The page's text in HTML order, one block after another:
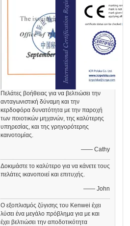
Πελάτες βοήθειας για να βελτιώσει την
ανταγωνιστική δύναμη και την
κερδοφόρα δυνατότητα με την παροχή
των ποιοτικών μηχανών, της καλύτερης
υπηρεσίας, και της γρηγορότερης
καινοτομίας.
—— Cathy
Δοκιμάστε το καλύτερο για να κάνετε τους
πελάτες ικανοποιεί και επιτυχής.
—— John
Ο εξοπλισμός ζύγισης του Kenwei έχει
λύσει ένα μεγάλο πρόβλημα για με και
έχει βελτιώσει την αποδοτικότητα